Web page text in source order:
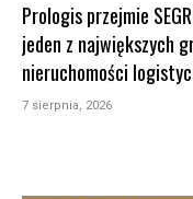
Prologis przejmie
jeden z największych
nieruchomości
7 sierpnia, 2026